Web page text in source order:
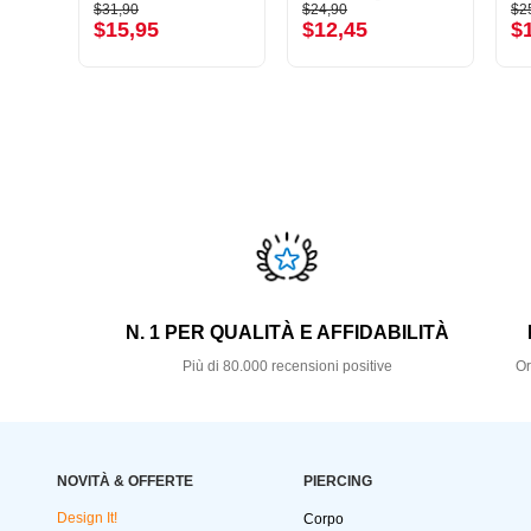
$31,90
$15,95
$24,90
$12,45
N. 1 PER QUALITÀ E AFFIDABILITÀ
Più di 80.000 recensioni positive
NOVITÀ & OFFERTE
Design It!
PIERCING
Corpo